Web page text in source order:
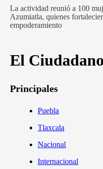
La actividad reunió a 100
Azumiatla, quienes
empoderamiento
El Ciudadano
Principales
Puebla
Tlaxcala
Nacional
Internacional